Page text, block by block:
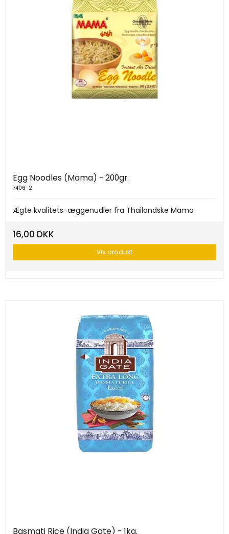
Egg Noodles (Mama) - 200gr.
7406-2
Ægte kvalitets-æggenudler fra Thailandske Mama
16,00 DKK
Vis produkt
Basmati Rice (India Gate) - 1kg.